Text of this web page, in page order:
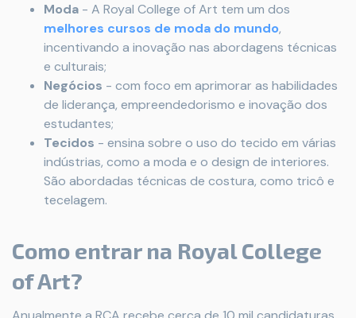
Moda - A Royal College of Art tem um dos
melhores cursos de moda do mundo,
incentivando a inovação nas abordagens técnicas
e culturais;
Negócios - com foco em aprimorar as habilidades
de liderança, empreendedorismo e inovação dos
estudantes;
Tecidos - ensina sobre o uso do tecido em várias
indústrias, como a moda e o design de interiores.
São abordadas técnicas de costura, como tricô e
tecelagem.
Como entrar na Royal College
of Art?